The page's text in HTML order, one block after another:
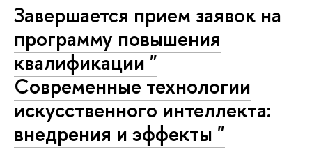
Завершается прием заявок на
программу повышения
квалификации "
Современные технологии
искусственного интеллекта:
внедрения и эффекты "